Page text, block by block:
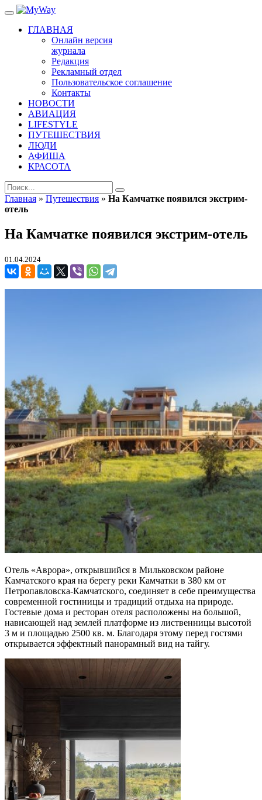
ГЛАВНАЯ
Онлайн версия
журнала
Редакция
Рекламный отдел
Пользовательское соглашение
Контакты
НОВОСТИ
АВИАЦИЯ
LIFESTYLE
ПУТЕШЕСТВИЯ
ЛЮДИ
АФИША
КРАСОТА
Главная » Путешествия » На Камчатке появился экстрим-
отель
На Камчатке появился экстрим-отель
01.04.2024
Отель «Аврора», открывшийся в Мильковском районе
Камчатского края на берегу реки Камчатки в 380 км от
Петропавловска-Камчатского, соединяет в себе преимущества
современной гостиницы и традиций отдыха на природе.
Гостевые дома и ресторан отеля расположены на большой,
нависающей над землей платформе из лиственницы высотой
3 м и площадью 2500 кв. м. Благодаря этому перед гостями
открывается эффектный панорамный вид на тайгу.